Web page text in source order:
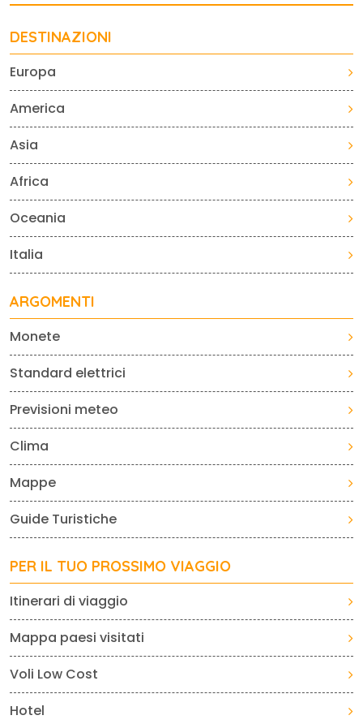
DESTINAZIONI
Europa
America
Asia
Africa
Oceania
Italia
ARGOMENTI
Monete
Standard elettrici
Previsioni meteo
Clima
Mappe
Guide Turistiche
PER IL TUO PROSSIMO VIAGGIO
Itinerari di viaggio
Mappa paesi visitati
Voli Low Cost
Hotel